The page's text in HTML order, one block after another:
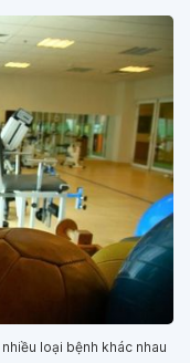
loại bệnh khác nhau